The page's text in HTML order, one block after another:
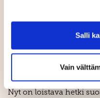
Salli
Vain
sitten uuden pelaajan
mökkeilijöille ja
päivän loma-ajan
"Meillä ei pelata
Nyt on loistava hetki